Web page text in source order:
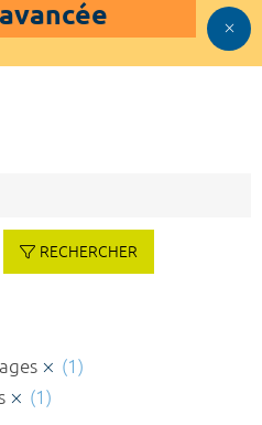
RECHERCHER
(1)
(1)